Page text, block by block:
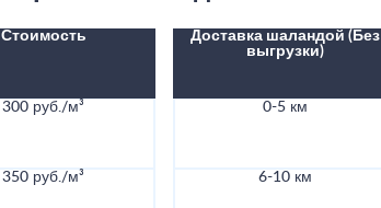
Стоимость
300 руб./м³
350 руб./м³
Доставка шаландой (Без
выгрузки)
0-5 км
6-10 км